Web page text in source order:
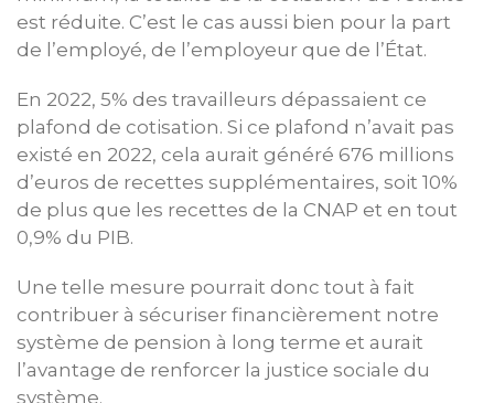
est réduite. C’est le cas aussi bien pour la part
de l’employé, de l’employeur que de l’État.
En 2022, 5% des travailleurs dépassaient ce
plafond de cotisation. Si ce plafond n’avait pas
existé en 2022, cela aurait généré 676 millions
d’euros de recettes supplémentaires, soit 10%
de plus que les recettes de la CNAP et en tout
0,9% du PIB.
Une telle mesure pourrait donc tout à fait
contribuer à sécuriser financièrement notre
système de pension à long terme et aurait
l’avantage de renforcer la justice sociale du
système.